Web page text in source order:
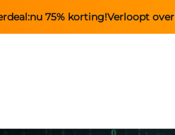
nu 75% korting!Verloopt over